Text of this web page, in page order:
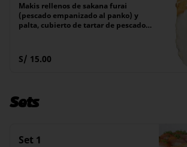
Makis rellenos de sakana furai
(pescado empanizado al panko) y
palta, cubierto de tartar de pescado
(6 unidades).
S/ 15.00
Sets
Set 1